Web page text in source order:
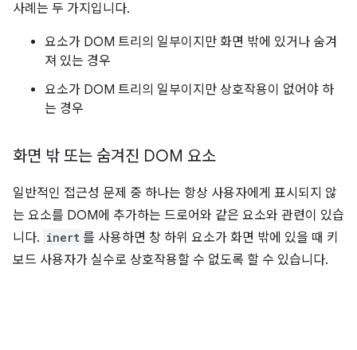
사례는 두 가지입니다.
요소가 DOM 트리의 일부이지만 화면 밖에 있거나 숨겨
져 있는 경우
요소가 DOM 트리의 일부이지만 상호작용이 없어야 하
는 경우
화면 밖 또는 숨겨진 DOM 요소
일반적인 접근성 문제 중 하나는 항상 사용자에게 표시되지 않
는 요소를 DOM에 추가하는 드로어와 같은 요소와 관련이 있습
니다. inert 를 사용하면 창 하위 요소가 화면 밖에 있을 때 키
보드 사용자가 실수로 상호작용할 수 없도록 할 수 있습니다.